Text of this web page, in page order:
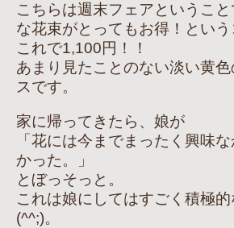
こちらは週末フェアというこ
な花束がとってもお得！という
これで1,100円！！
あまり見たことのない淡い黄
スです。
家に帰ってきたら、娘が
「花には今までまったく興味
かった。」
とぼっそっと。
これは娘にしてはすごく積極
(^^;)。